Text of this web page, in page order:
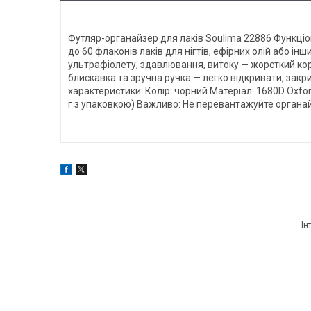
Футляр-органайзер для лаків Soulima 22886
до 60 флаконів лаків для нігтів, ефірних олій або
ультрафіолету, здавлювання, витоку — жорсткий
блискавка та зручна ручка — легко відкривати,
характеристики: Колір: чорний Матеріал: 1680D
г з упаковкою) Важливо: Не перевантажуйте